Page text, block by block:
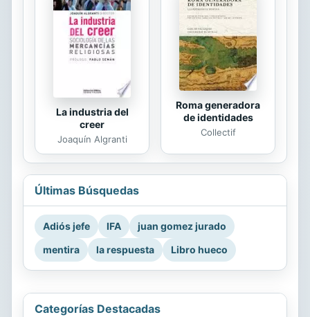
La industria del
creer
Joaquín Algranti
Roma generadora
de identidades
Collectif
Últimas Búsquedas
Adiós jefe IFA
juan gomez jurado
mentira
la respuesta Libro hueco
Categorías Destacadas